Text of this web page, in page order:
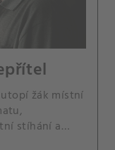
žák místní
stíhání a